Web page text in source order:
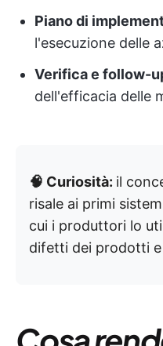
Piano di
l'esecuzione delle
Verifica e follow-
dell'efficacia delle
🧠 Curiosità: il
risale ai primi
cui i produttori lo
difetti dei prodotti